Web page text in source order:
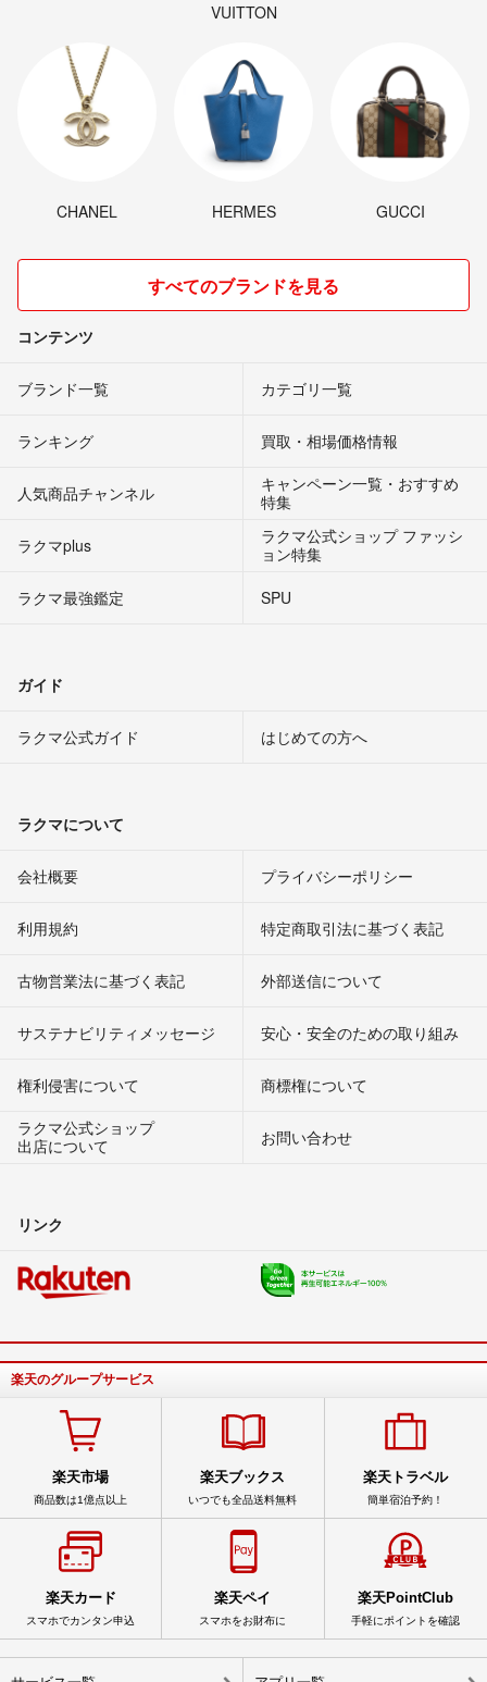
VUITTON
CHANEL HERMES GUCCI
すべてのブランドを見る
コンテンツ
ブランド一覧 カテゴリ一覧
ランキング 買取・相場価格情報
人気商品チャンネル
キャンペーン一覧・おすすめ
特集
ラクマplus
ラクマ公式ショップ ファッシ
ョン特集
ラクマ最強鑑定
SPU
ガイド
ラクマ公式ガイド はじめての方へ
ラクマについて
会社概要 プライバシーポリシー
利用規約 特定商取引法に基づく表記
古物営業法に基づく表記 外部送信について
サステナビリティメッセージ 安心・安全のための取り組み
権利侵害について
商標権について
ラクマ公式ショップ
出店について
お問い合わせ
リンク
楽天のグループサービス
楽天市場
商品数は1億点以上
楽天ブックス
いつでも全品送料無料
楽天トラベル
簡単宿泊予約！
楽天カード
スマホでカンタン申込
楽天ペイ
スマホをお財布に
楽天PointClub
手軽にポイントを確認